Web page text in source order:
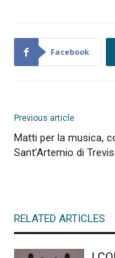
Facebook
Previous article
Matti per la musica,
Sant’Artemio di
RELATED ARTICLES